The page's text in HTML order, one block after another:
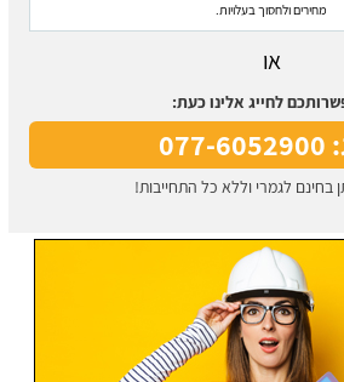
מחירים ולחסוך בעלויות.
או
לחייג אלינו כעת:
בחינם לגמרי וללא כל התחייבות!